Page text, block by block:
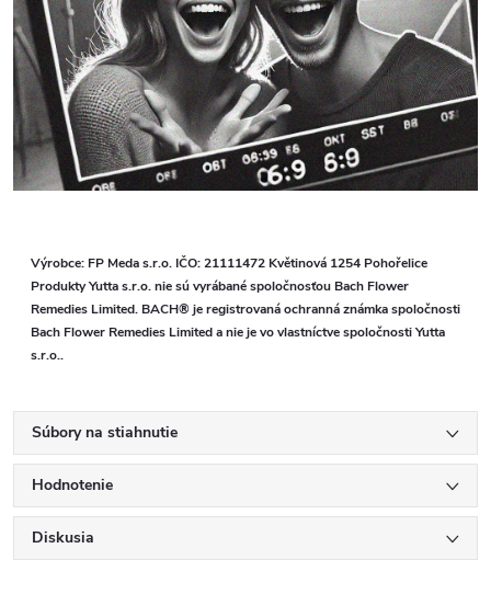
Výrobce: FP Meda s.r.o. IČO: 21111472 Květinová 1254 Pohořelice
Produkty Yutta s.r.o. nie sú vyrábané spoločnosťou Bach Flower
Remedies Limited. BACH® je registrovaná ochranná známka spoločnosti
Bach Flower Remedies Limited a nie je vo vlastníctve spoločnosti Yutta
s.r.o..
Súbory na stiahnutie
Hodnotenie
Diskusia